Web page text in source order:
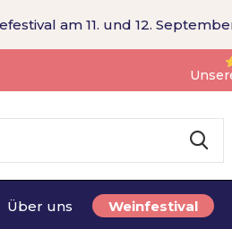
Über uns Weinfestival
am 11. und 12.